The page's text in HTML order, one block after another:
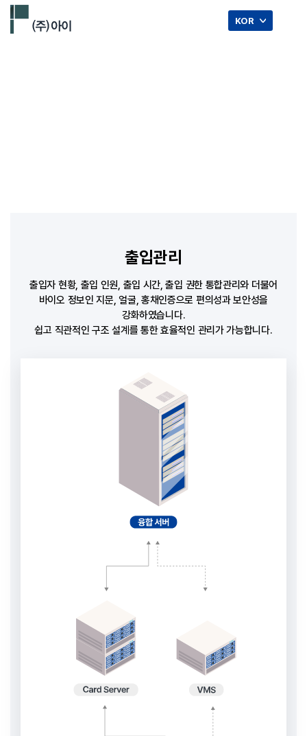
KOR
출입관리
출입자 현황, 출입 인원, 출입 시간, 출입 권한 통합관리와 더불어
바이오 정보인 지문, 얼굴, 홍채인증으로 편의성과 보안성을
강화하였습니다.
쉽고 직관적인 구조 설계를 통한 효율적인 관리가 가능합니다.